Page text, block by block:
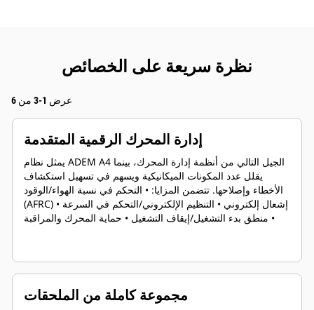
نظرة سريعة على الخصائص
عرض 1-3 من 6
إدارة المحرك الرقمية المتقدمة
يمثل نظام ADEM A4 الجيل التالي من أنظمة إدارة المحرك، بينما
يقلل عدد المكونات الميكانيكية ويسهم في تسهيل استكشاف
الأخطاء وإصلاحها. تتضمن المزايا: • التحكم في نسبة الهواء/الوقود
(AFRC) • إشعال إلكتروني • التنظيم الإلكتروني/التحكم في السرعة
• منطق بدء التشغيل/إيقاف التشغيل • حماية المحرك والمراقبة
مجموعة كاملة من الملحقات